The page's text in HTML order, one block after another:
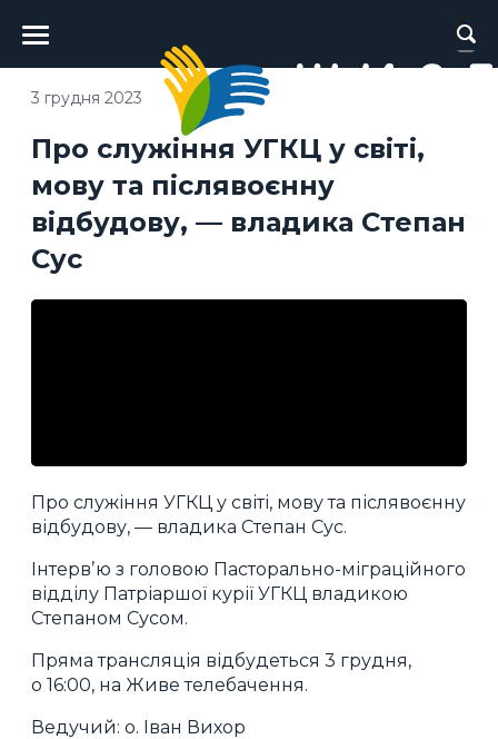
Головне
меню
Про служіння УГКЦ у світі,
мову та післявоєнну
відбудову, — владика Степан
Сус
3 грудня 2023
Про служіння УГКЦ у світі, мову та післявоєнну
відбудову, — владика Степан Сус.
Інтервʼю з головою Пасторально-міграційного
відділу Патріаршої курії УГКЦ владикою
Степаном Сусом.
Пряма трансляція відбудеться 3 грудня,
о 16:00, на Живе телебачення.
Ведучий: о. Іван Вихор